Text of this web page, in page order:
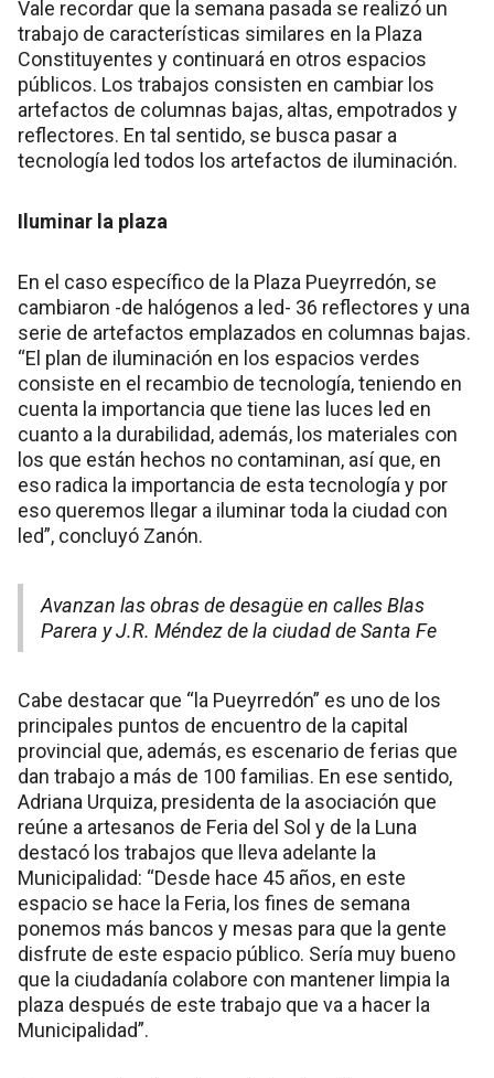
Vale recordar que la semana pasada se realizó un
trabajo de características similares en la Plaza
Constituyentes y continuará en otros espacios
públicos. Los trabajos consisten en cambiar los
artefactos de columnas bajas, altas, empotrados y
reflectores. En tal sentido, se busca pasar a
tecnología led todos los artefactos de iluminación.
Iluminar la plaza
En el caso específico de la Plaza Pueyrredón, se
cambiaron -de halógenos a led- 36 reflectores y una
serie de artefactos emplazados en columnas bajas.
“El plan de iluminación en los espacios verdes
consiste en el recambio de tecnología, teniendo en
cuenta la importancia que tiene las luces led en
cuanto a la durabilidad, además, los materiales con
los que están hechos no contaminan, así que, en
eso radica la importancia de esta tecnología y por
eso queremos llegar a iluminar toda la ciudad con
led”, concluyó Zanón.
Avanzan las obras de desagüe en calles Blas
Parera y J.R. Méndez de la ciudad de Santa Fe
Cabe destacar que “la Pueyrredón” es uno de los
principales puntos de encuentro de la capital
provincial que, además, es escenario de ferias que
dan trabajo a más de 100 familias. En ese sentido,
Adriana Urquiza, presidenta de la asociación que
reúne a artesanos de Feria del Sol y de la Luna
destacó los trabajos que lleva adelante la
Municipalidad: “Desde hace 45 años, en este
espacio se hace la Feria, los fines de semana
ponemos más bancos y mesas para que la gente
disfrute de este espacio público. Sería muy bueno
que la ciudadanía colabore con mantener limpia la
plaza después de este trabajo que va a hacer la
Municipalidad”.